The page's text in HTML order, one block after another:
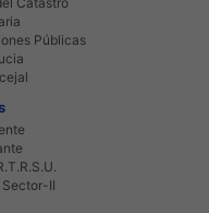
Públicas
Sector-II